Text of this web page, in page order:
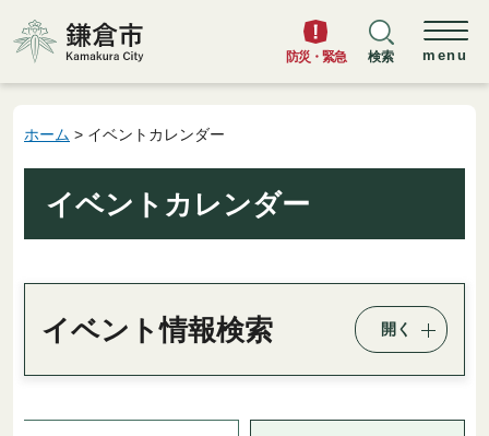
鎌倉市
防災・緊急 検索 menu
ホーム > イベントカレンダー
イベントカレンダー
イベント情報検索 開く